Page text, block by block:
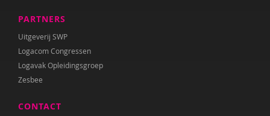
PARTNERS
Uitgeverij SWP
Logacom Congressen
Logavak Opleidingsgroep
Zesbee
CONTACT